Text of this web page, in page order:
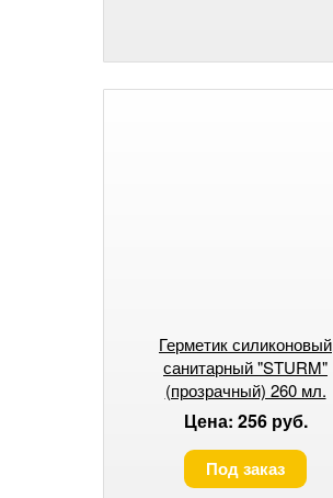
Герметик силиконовый
санитарный "STURM"
(прозрачный) 260 мл.
Цена: 256 руб.
Под заказ